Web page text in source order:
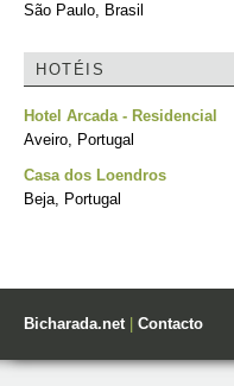
São Paulo, Brasil
HOTÉIS
Hotel Arcada - Residencial
Aveiro, Portugal
Casa dos Loendros
Beja, Portugal
Bicharada.net| Contacto